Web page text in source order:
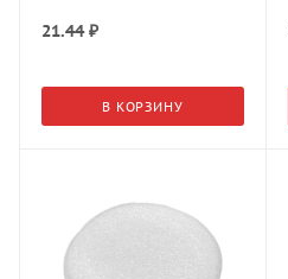
21.44₽
В КОРЗИНУ